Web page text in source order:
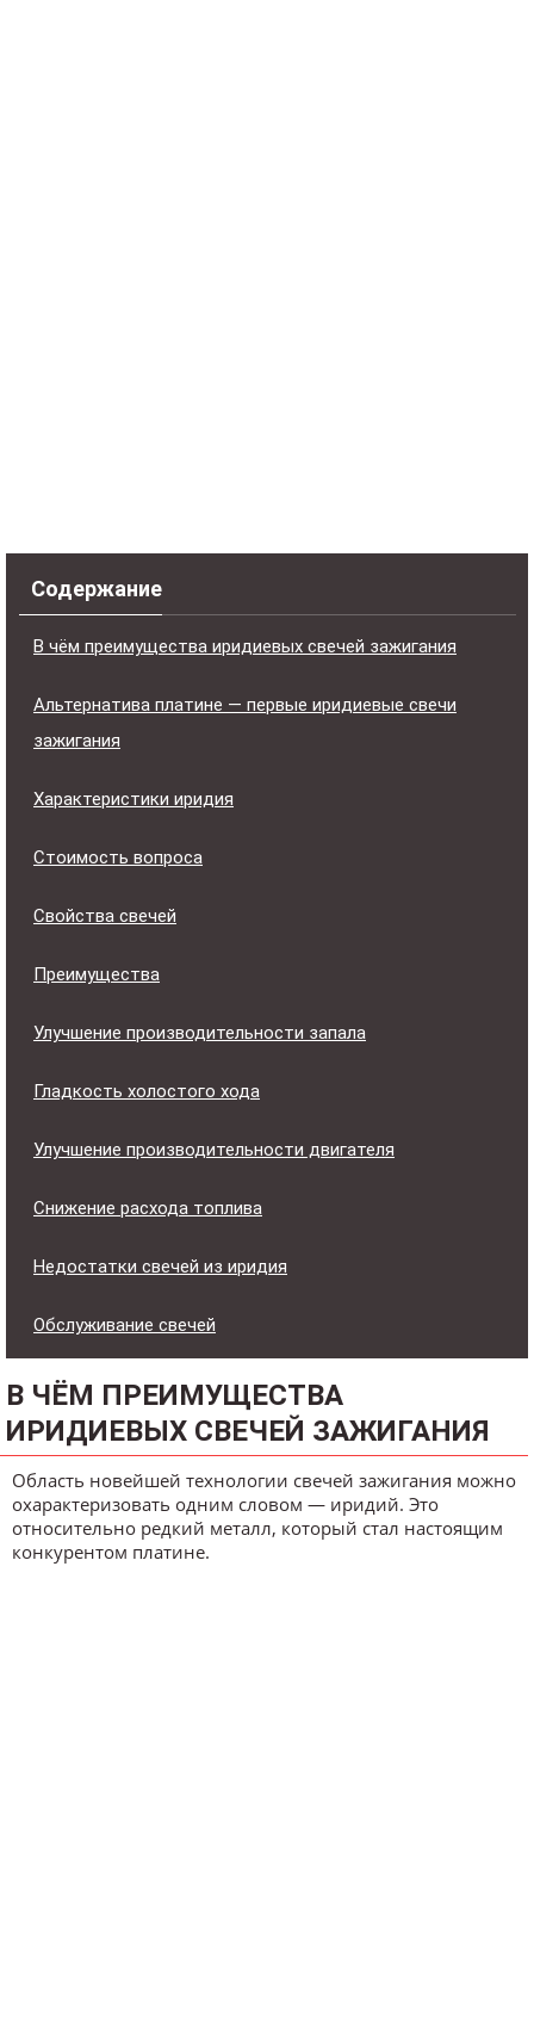
Содержание
В чём преимущества иридиевых свечей зажигания
Альтернатива платине — первые иридиевые свечи
зажигания
Характеристики иридия
Стоимость вопроса
Свойства свечей
Преимущества
Улучшение производительности запала
Гладкость холостого хода
Улучшение производительности двигателя
Снижение расхода топлива
Недостатки свечей из иридия
Обслуживание свечей
В ЧЁМ ПРЕИМУЩЕСТВА
ИРИДИЕВЫХ СВЕЧЕЙ ЗАЖИГАНИЯ
Область новейшей технологии свечей зажигания можно
охарактеризовать одним словом — иридий. Это
относительно редкий металл, который стал настоящим
конкурентом платине.